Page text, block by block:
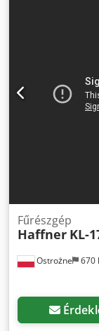
Ostrożne 670
Fűrészgép
Haffner KL-